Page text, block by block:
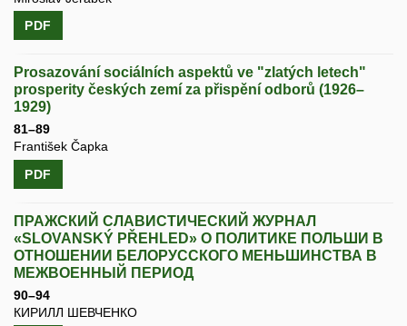
PDF
Prosazování sociálních aspektů ve "zlatých letech"
prosperity českých zemí za přispění odborů (1926–
1929)
81–89
František Čapka
PDF
ПРАЖСКИЙ СЛАВИСТИЧЕСКИЙ ЖУРНАЛ
«SLOVANSKÝ PŘEHLED» О ПОЛИТИКЕ ПОЛЬШИ В
ОТНОШЕНИИ БЕЛОРУССКОГО МЕНЬШИНСТВА В
МЕЖВОЕННЫЙ ПЕРИОД
90–94
КИРИЛЛ ШЕВЧЕНКО